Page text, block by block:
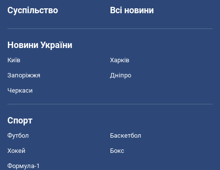
Суспільство
Всі новини
Новини України
Київ Харків
Запоріжжя Дніпро
Черкаси
Спорт
Футбол Баскетбол
Хокей Бокс
Формула-1